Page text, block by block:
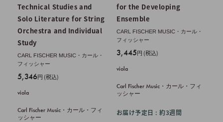
Technical Studies and
Solo Literature for String
Orchestra and Individual
Study
CARL FISCHER MUSIC・カール・
フィッシャー
販
価
格
5,346円 (税込)
viola
Carl Fischer Music・カール・フィ
ッシャー
for the Developing
Ensemble
CARL FISCHER MUSIC・カール・
フィッシャー
販
価
格
3,445円 (税込)
viola
Carl Fischer Music・カール・フィ
ッシャー
お届け予定日 : 約3週間